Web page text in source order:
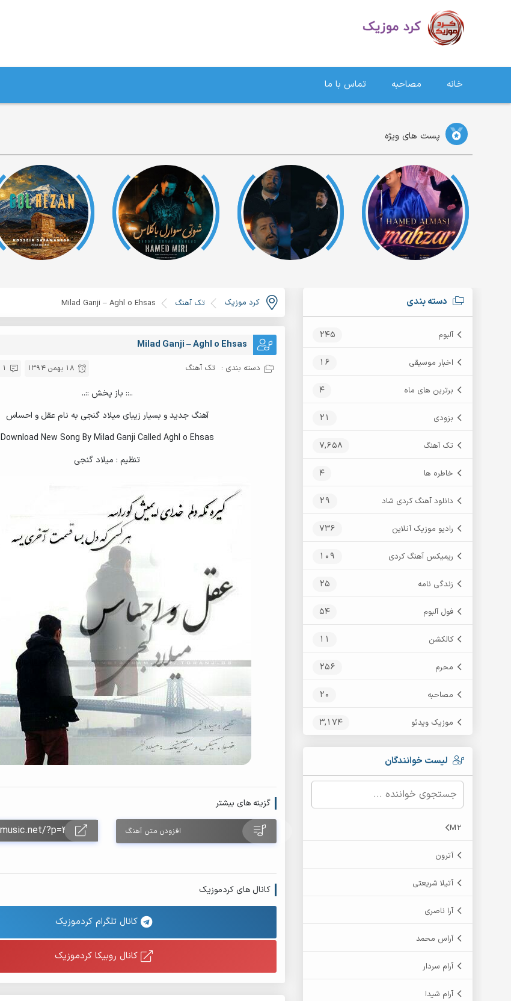
خانه مصاحبه تماس با ما
پست های ویژه
دسته بندی
آلبوم 245
اخبار موسیقی 16
برترین های ماه 4
بزودی 21
تک آهنگ 7,658
خاطره ها 4
دانلود آهنگ کردی شاد 29
رادیو موزیک آنلاین 736
ریمیکس آهنگ کردی 109
زندگی نامه 25
فول آلبوم 54
کالکشن 11
محرم 256
مصاحبه 20
موزیک ویدئو 3,174
لیست خوانندگان
M2
آترون
آتیلا شریعتی
آرا ناصری
آراس محمد
آرام سردار
آرام شیدا
کرد موزیک تک آهنگ Milad Ganji – Aghl o Ehsas
Milad Ganji – Aghl o Ehsas
دسته بندی : تک آهنگ 1 دیدگاه 18 بهمن 1394
..:: باز پخش ::..
آهنگ جدید و بسیار زیبای میلاد گنجی به نام عقل و احساس
Download New Song By Milad Ganji Called Aghl o Ehsas
تنظیم : میلاد گنجی
گزینه های بیشتر
افزودن متن آهنگ
کانال های کردموزیک
کانال تلگرام کردموزیک
کانال روبیکا کردموزیک